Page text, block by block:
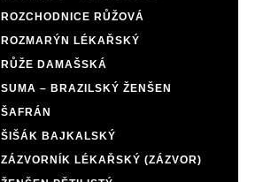
ROZCHODNICE RŮŽOVÁ
ROZMARÝN LÉKAŘSKÝ
RŮŽE DAMAŠSKÁ
SUMA – BRAZILSKÝ ŽENŠEN
ŠAFRÁN
ŠIŠÁK BAJKALSKÝ
ZÁZVORNÍK LÉKAŘSKÝ (ZÁZVOR)